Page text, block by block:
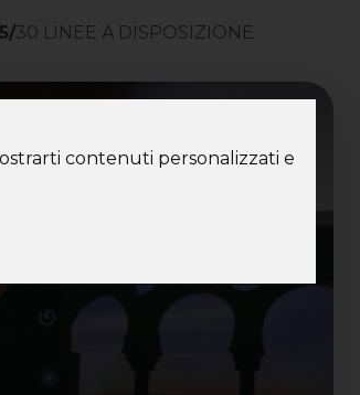
contenuti personalizzati e
/30 LINEE A DISPOSIZIONE